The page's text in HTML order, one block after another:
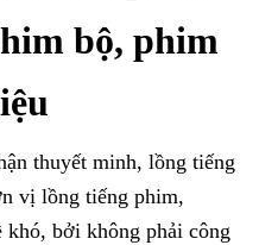
bộ, phim
thuyết minh, lồng tiếng
vị lồng tiếng phim,
bởi không phải công